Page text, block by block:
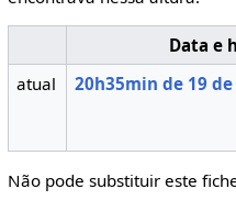
Data e
atual
20h35min de 19
Não pode substituir este